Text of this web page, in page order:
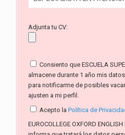
Adjunta tu CV:
Consiento que ESCUELA
almacene durante 1 año mis
para notificarme de posibles
ajusten a mi perfil.
Acepto la Política de
EUROCOLLEGE OXFORD